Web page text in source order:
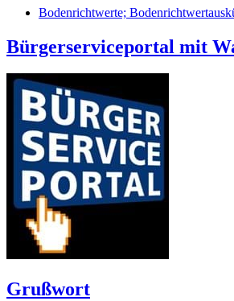
Bodenrichtwerte;
Bürgerserviceportal mit
Grußwort